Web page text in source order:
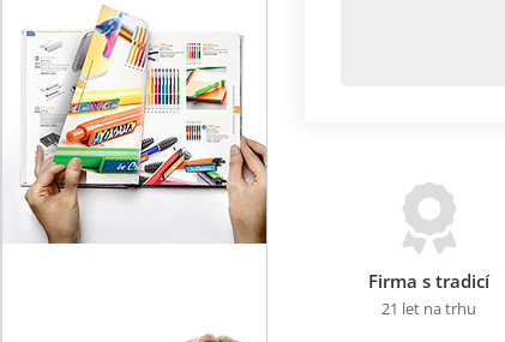
Firma s tradicí
21 let na trhu